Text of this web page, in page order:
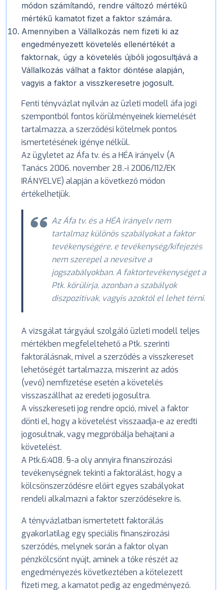
módon számítandó, rendre változó mértékű
mértékű kamatot fizet a faktor számára.
Amennyiben a Vállalkozás nem fizeti ki az
engedményezett követelés ellenértékét a
faktornak, úgy a követelés újbóli jogosultjává a
Vállalkozás válhat a faktor döntése alapján,
vagyis a faktor a visszkeresetre jogosult.
Fenti tényvázlat nyilván az üzleti modell áfa jogi
szempontból fontos körülményeinek kiemelését
tartalmazza, a szerződési kötelmek pontos
ismertetésének igénye nélkül.
Az ügyletet az Áfa tv. és a HÉA irányelv (A
Tanács 2006. november 28.-i 2006/112/EK
IRÁNYELVE) alapján a következő módon
értékelhetjük.
Az Áfa tv. és a HÉA irányelv nem
tartalmaz különös szabályokat a faktor
tevékenységére, e tevékenység/kifejezés
nem szerepel a nevesítve a
jogszabályokban. A faktortevékenységet a
Ptk. körülírja, azonban a szabályok
diszpozitívak, vagyis azoktól el lehet térni.
A vizsgálat tárgyául szolgáló üzleti modell teljes
mértékben megfeleltehető a Ptk. szerinti
faktorálásnak, mivel a szerződés a visszkereset
lehetőségét tartalmazza, miszerint az adós
(vevő) nemfizetése esetén a követelés
visszaszállhat az eredeti jogosultra.
A visszkereseti jog rendre opció, mivel a faktor
dönti el, hogy a követelést visszaadja-e az eredti
jogosultnak, vagy megpróbálja behajtani a
követelést.
A Ptk.6:408. §-a oly annyira finanszírozási
tevékenységnek tekinti a faktorálást, hogy a
kölcsönszerződésre előírt egyes szabályokat
rendeli alkalmazni a faktor szerződésekre is.
A tényvázlatban ismertetett faktorálás
gyakorlatilag egy speciális finanszírozási
szerződés, melynek során a faktor olyan
pénzkölcsönt nyújt, aminek a tőke részét az
engedményezés következtében a kötelezett
fizeti meg, a kamatot pedig az engedményező.